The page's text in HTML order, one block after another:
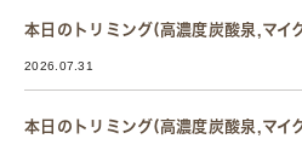
本日のトリミング(高濃度炭酸泉,マイ
2026.07.31
本日のトリミング(高濃度炭酸泉,マイ